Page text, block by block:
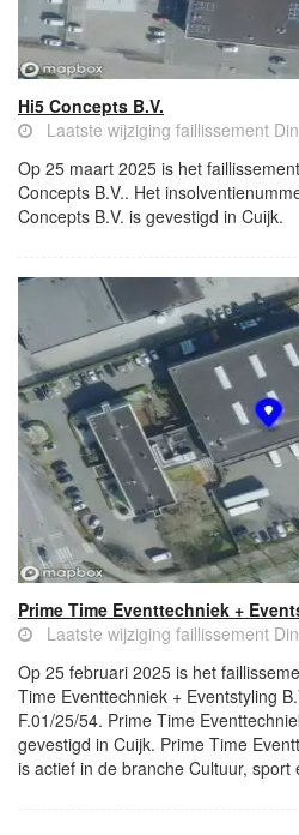
Hi5 Concepts B.V.
Laatste wijziging faillissement
Op 25 maart 2025 is het
Concepts B.V.. Het
Concepts B.V. is gevestigd in Cuijk.
Prime Time Eventtechniek +
Laatste wijziging faillissement
Op 25 februari 2025 is het
Time Eventtechniek + Eventstyling
F.01/25/54. Prime Time
gevestigd in Cuijk. Prime Time
is actief in de branche Cultuur, sport